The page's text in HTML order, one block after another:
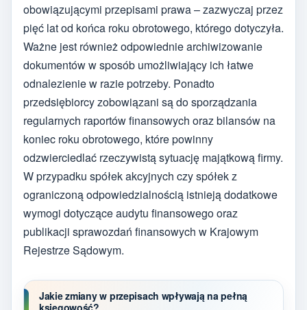
obowiązującymi przepisami prawa – zazwyczaj przez
pięć lat od końca roku obrotowego, którego dotyczyła.
Ważne jest również odpowiednie archiwizowanie
dokumentów w sposób umożliwiający ich łatwe
odnalezienie w razie potrzeby. Ponadto
przedsiębiorcy zobowiązani są do sporządzania
regularnych raportów finansowych oraz bilansów na
koniec roku obrotowego, które powinny
odzwierciedlać rzeczywistą sytuację majątkową firmy.
W przypadku spółek akcyjnych czy spółek z
ograniczoną odpowiedzialnością istnieją dodatkowe
wymogi dotyczące audytu finansowego oraz
publikacji sprawozdań finansowych w Krajowym
Rejestrze Sądowym.
Jakie zmiany w przepisach wpływają na pełną